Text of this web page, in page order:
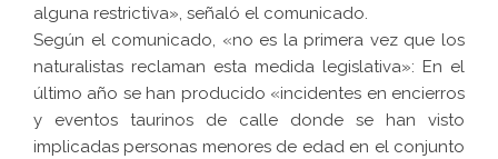
alguna restrictiva», señaló el comunicado.
Según el comunicado, «no es la primera vez que los
naturalistas reclaman esta medida legislativa»: En el
último año se han producido «incidentes en encierros
y eventos taurinos de calle donde se han visto
implicadas personas menores de edad en el conjunto